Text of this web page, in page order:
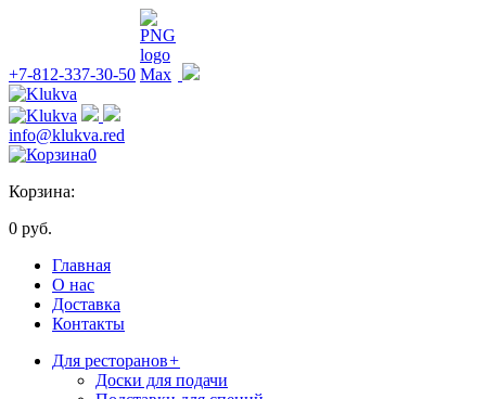
+7-812-337-30-50
info@klukva.red
0
Корзина:
0 руб.
Главная
О нас
Доставка
Контакты
Для ресторанов+
Доски для подачи